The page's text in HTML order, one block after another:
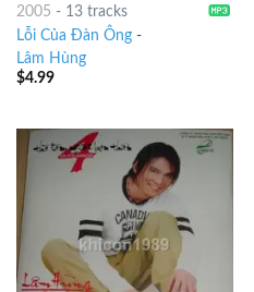
2005 - 13 tracks
Lỗi Của Đàn Ông-
Lâm Hùng
$4.99